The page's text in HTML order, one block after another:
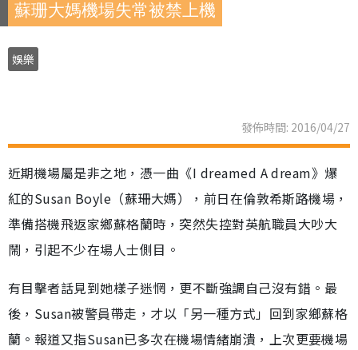
蘇珊大媽機場失常被禁上機
娛樂
發佈時間: 2016/04/27
近期機場屬是非之地，憑一曲《I dreamed A dream》爆
紅的Susan Boyle（蘇珊大媽），前日在倫敦希斯路機場，
準備搭機飛返家鄉蘇格蘭時，突然失控對英航職員大吵大
鬧，引起不少在場人士側目。
有目擊者話見到她樣子迷惘，更不斷強調自己沒有錯。最
後，Susan被警員帶走，才以「另一種方式」回到家鄉蘇格
蘭。報道又指Susan已多次在機場情緒崩潰，上次更要機場